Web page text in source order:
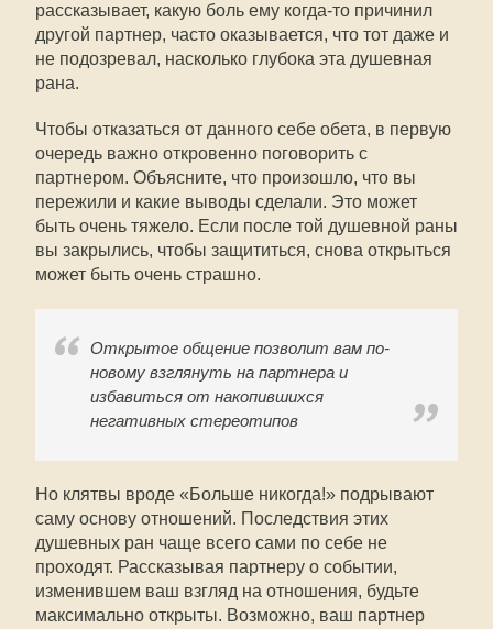
рассказывает, какую боль ему когда-то причинил
другой партнер, часто оказывается, что тот даже и
не подозревал, насколько глубока эта душевная
рана.
Чтобы отказаться от данного себе обета, в первую
очередь важно откровенно поговорить с
партнером. Объясните, что произошло, что вы
пережили и какие выводы сделали. Это может
быть очень тяжело. Если после той душевной раны
вы закрылись, чтобы защититься, снова открыться
может быть очень страшно.
Открытое общение позволит вам по-
новому взглянуть на партнера и
избавиться от накопившихся
негативных стереотипов
Но клятвы вроде «Больше никогда!» подрывают
саму основу отношений. Последствия этих
душевных ран чаще всего сами по себе не
проходят. Рассказывая партнеру о событии,
изменившем ваш взгляд на отношения, будьте
максимально открыты. Возможно, ваш партнер